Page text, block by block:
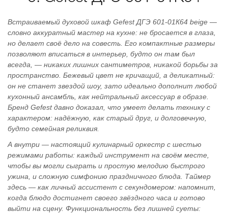
Встраиваемый духовой шкаф Gefest ДГЭ 601‑01К64 beige —
словно аккуратный мастер на кухне: не бросается в глаза,
но делает своё дело на совесть. Его компактные размеры
позволяют вписаться в интерьер, будто он там был
всегда, — никаких лишних сантиметров, никакой борьбы за
пространство. Бежевый цвет не кричащий, а деликатный:
он не станет звездой шоу, зато идеально дополнит любой
кухонный ансамбль, как нейтральный аксессуар в образе.
Бренд Gefest давно доказал, что умеет делать технику с
характером: надёжную, как старый друг, и долговечную,
будто семейная реликвия.
А внутри — настоящий кулинарный оркестр с шестью
режимами работы: каждый инструмент на своём месте,
чтобы вы могли сыграть и простую мелодию быстрого
ужина, и сложную симфонию праздничного блюда. Таймер
здесь — как личный ассистент с секундомером: напомнит,
когда блюдо достигнет своего звёздного часа и готово
выйти на сцену. Функциональность без лишней суеты: